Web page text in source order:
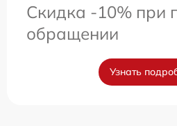
Скидка -10% при
обращении
Узнать